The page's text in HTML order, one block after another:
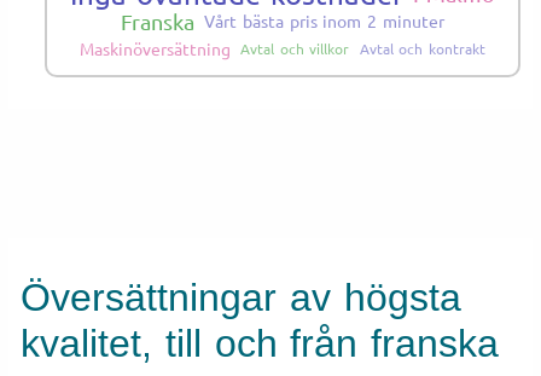
Franska Vårt bästa pris inom 2 minuter
Maskinöversättning Avtal och villkor Avtal och kontrakt
Översättningar av högsta
kvalitet, till och från franska